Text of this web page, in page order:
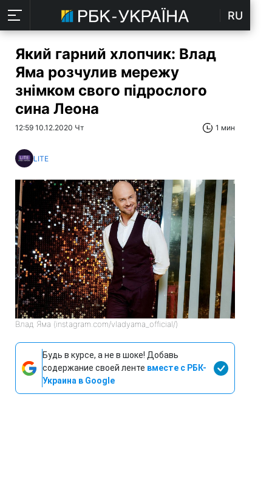
RU
Який гарний хлопчик: Влад
Яма розчулив мережу
знімком свого підрослого
сина Леона
12:59 10.12.2020 Чт 1 мин
LITE
Влад Яма (instagram.com/vladyama_official/)
Будь в курсе, а не в шоке! Добавь
содержание своей ленте вместе с РБК-
Украина в Google